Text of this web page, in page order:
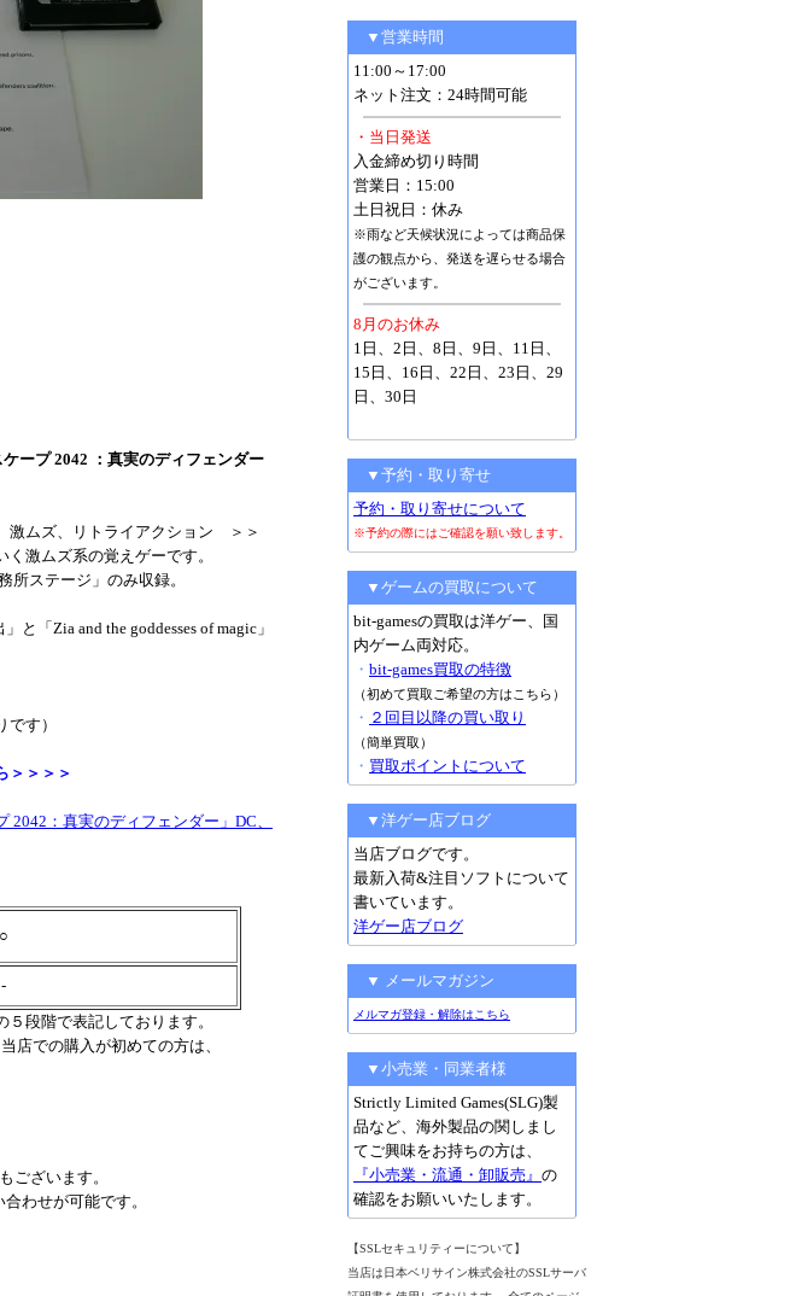
ケープ 2042 ：真実のディフェンダー
ムズ、リトライアクション ＞＞
激ムズ系の覚えゲーです。
所ステージ」のみ収録。
と「Zia and the goddesses of magic」
す）
＞＞＞＞
：真実のディフェンダー」DC、
○
-
段階で表記しております。
店での購入が初めての方は、
ございます。
わせが可能です。
▼営業時間
11:00～17:00
ネット注文：24時間可能
・当日発送
入金締め切り時間
営業日：15:00
土日祝日：休み
※雨など天候状況によっては商品保
護の観点から、発送を遅らせる場合
がございます。
8月のお休み
1日、2日、8日、9日、11日、
15日、16日、22日、23日、29
日、30日
▼予約・取り寄せ
予約・取り寄せについて
※予約の際にはご確認を願い致します。
▼ゲームの買取について
bit-gamesの買取は洋ゲー、国
内ゲーム両対応。
・ bit-games買取の特徴
（初めて買取ご希望の方はこちら）
・ ２回目以降の買い取り
（簡単買取）
・ 買取ポイントについて
▼洋ゲー店ブログ
当店ブログです。
最新入荷&注目ソフトについて
書いています。
洋ゲー店ブログ
▼ メールマガジン
メルマガ登録・解除はこちら
▼小売業・同業者様
Strictly Limited Games(SLG)製
品など、海外製品の関しまし
てご興味をお持ちの方は、
『小売業・流通・卸販売』 の
確認をお願いいたします。
【SSLセキュリティーについて】
当店は日本ベリサイン株式会社のSSLサーバ